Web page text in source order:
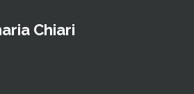
Chiari